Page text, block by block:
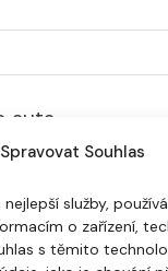
Spravovat Souhlas
služby,
o zařízení,
s těmito
auta
ODKAZY